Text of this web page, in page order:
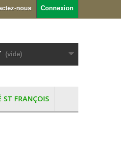
Connexion
nous
(vide)
ST FRANÇOIS